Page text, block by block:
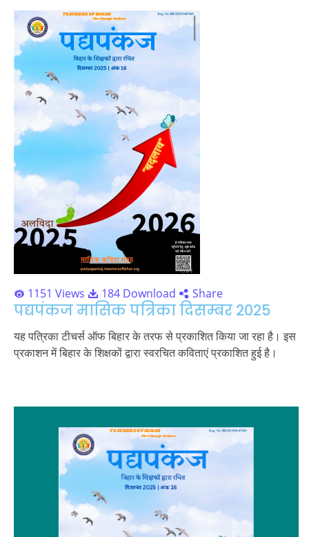
1151 Views 184 Download Share
पद्यपंकज मासिक पत्रिका दिसम्बर 2025
यह पत्रिका टीचर्स ऑफ बिहार के तरफ से प्रकाशित किया जा रहा है। इस
प्रकाशन में बिहार के शिक्षकों द्वारा स्वरचित कविताएं प्रकाशित हुई है।